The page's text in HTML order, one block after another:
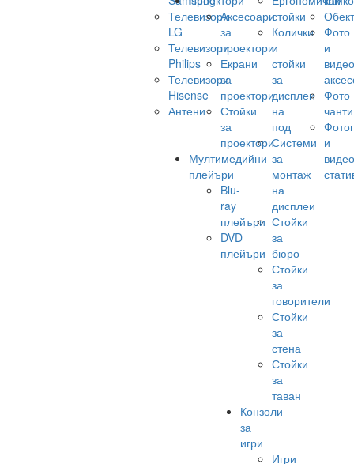
Телевизори
LG
Телевизори
Philips
Телевизори
Hisense
Антени
Аксесоари
за
проектори
Екрани
за
проектори
Стойки
за
проектори
Мултимедийни
плейъри
Blu-
ray
плейъри
DVD
плейъри
стойки
Колички
и
стойки
за
дисплеи
на
под
Системи
за
монтаж
на
дисплеи
Стойки
за
бюро
Стойки
за
говорители
Стойки
за
стена
Стойки
за
таван
Конзоли
за
игри
Игри
Фото
и
видео
Фото
чанти
и
видео